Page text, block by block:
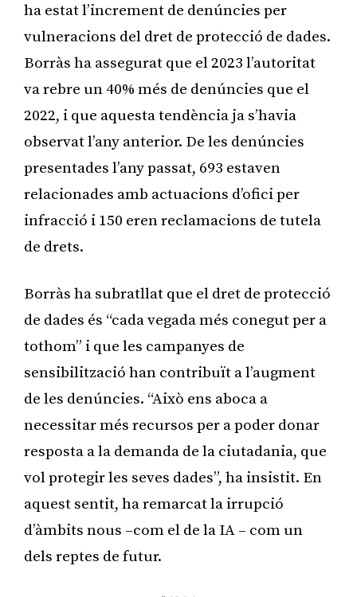
ha estat l’increment de denúncies per
vulneracions del dret de protecció de dades.
Borràs ha assegurat que el 2023 l’autoritat
va rebre un 40% més de denúncies que el
2022, i que aquesta tendència ja s’havia
observat l’any anterior. De les denúncies
presentades l’any passat, 693 estaven
relacionades amb actuacions d’ofici per
infracció i 150 eren reclamacions de tutela
de drets.
Borràs ha subratllat que el dret de protecció
de dades és “cada vegada més conegut per a
tothom” i que les campanyes de
sensibilització han contribuït a l’augment
de les denúncies. “Això ens aboca a
necessitar més recursos per a poder donar
resposta a la demanda de la ciutadania, que
vol protegir les seves dades”, ha insistit. En
aquest sentit, ha remarcat la irrupció
d’àmbits nous –com el de la IA – com un
dels reptes de futur.